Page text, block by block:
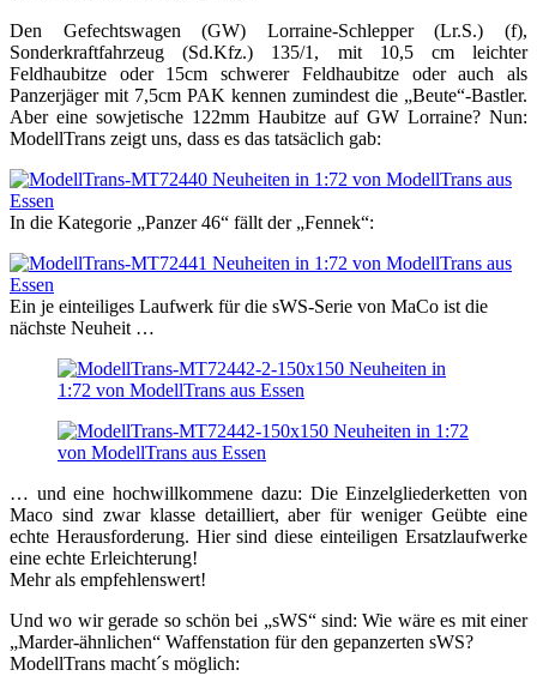
Den Gefechtswagen (GW) Lorraine-Schlepper (Lr.S.) (f),
Sonderkraftfahrzeug (Sd.Kfz.) 135/1, mit 10,5 cm leichter
Feldhaubitze oder 15cm schwerer Feldhaubitze oder auch als
Panzerjäger mit 7,5cm PAK kennen zumindest die „Beute“-Bastler.
Aber eine sowjetische 122mm Haubitze auf GW Lorraine? Nun:
ModellTrans zeigt uns, dass es das tatsäclich gab:
In die Kategorie „Panzer 46“ fällt der „Fennek“:
Ein je einteiliges Laufwerk für die sWS-Serie von MaCo ist die
nächste Neuheit …
… und eine hochwillkommene dazu: Die Einzelgliederketten von
Maco sind zwar klasse detailliert, aber für weniger Geübte eine
echte Herausforderung. Hier sind diese einteiligen Ersatzlaufwerke
eine echte Erleichterung!
Mehr als empfehlenswert!
Und wo wir gerade so schön bei „sWS“ sind: Wie wäre es mit einer
„Marder-ähnlichen“ Waffenstation für den gepanzerten sWS?
ModellTrans macht´s möglich: